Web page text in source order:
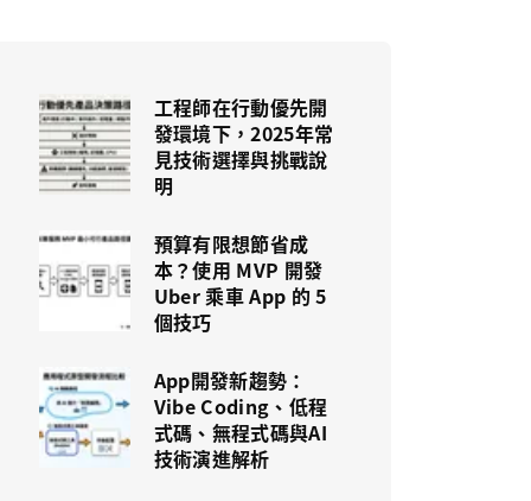
工程師在行動優先開
發環境下，2025年常
見技術選擇與挑戰說
明
預算有限想節省成
本？使用 MVP 開發
Uber 乘車 App 的 5
個技巧
App開發新趨勢：
Vibe Coding、低程
式碼、無程式碼與AI
技術演進解析